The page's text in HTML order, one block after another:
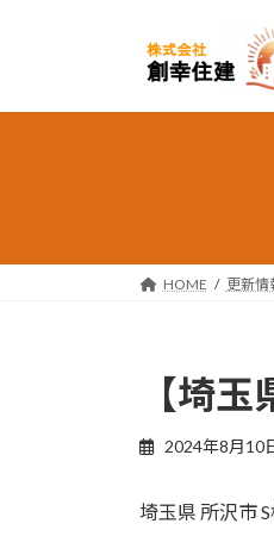
プ
動
HOME 更新情
【埼
2024年8月10
埼玉県 所沢市